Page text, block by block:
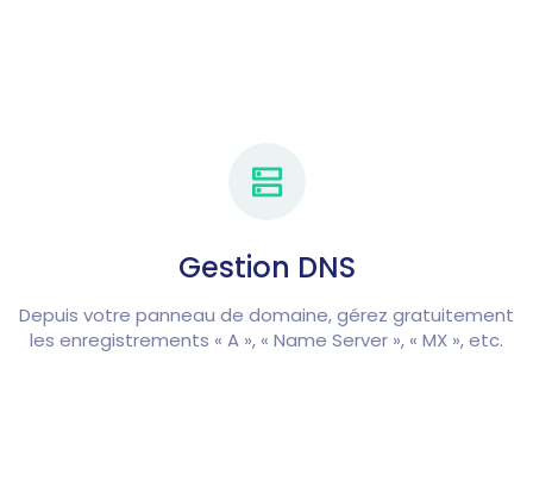
Gestion DNS
Depuis votre panneau de domaine, gérez gratuitement
les enregistrements « A », « Name Server », « MX », etc.